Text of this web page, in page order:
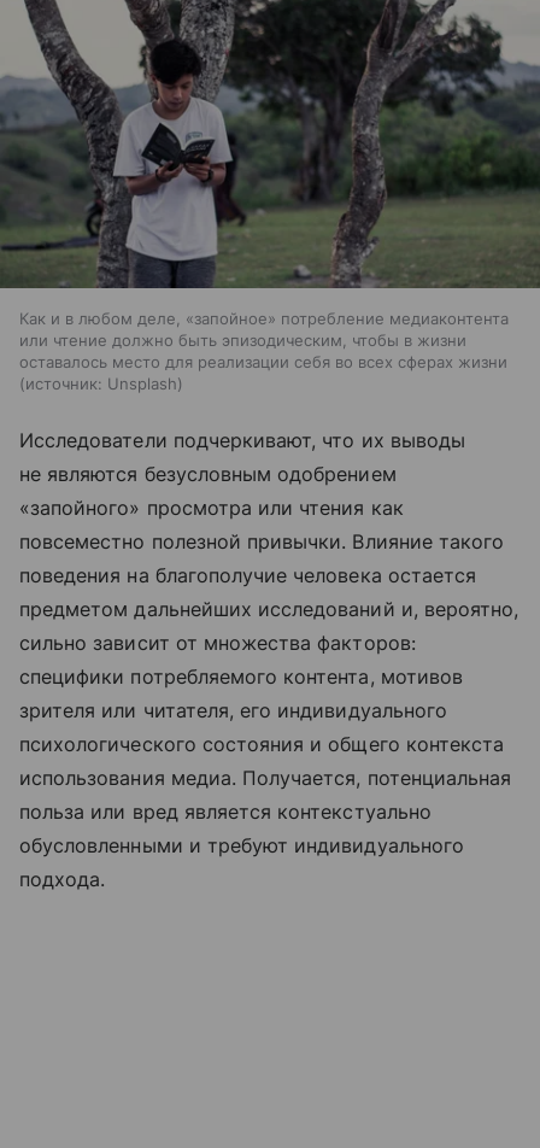
Как и в любом деле, «запойное» потребление медиаконтента
или чтение должно быть эпизодическим, чтобы в жизни
оставалось место для реализации себя во всех сферах жизни
источник: Unsplash
Исследователи подчеркивают, что их выводы
не являются безусловным одобрением
«запойного» просмотра или чтения как
повсеместно полезной привычки. Влияние такого
поведения на благополучие человека остается
предметом дальнейших исследований и, вероятно,
сильно зависит от множества факторов:
специфики потребляемого контента, мотивов
зрителя или читателя, его индивидуального
психологического состояния и общего контекста
использования медиа. Получается, потенциальная
польза или вред является контекстуально
обусловленными и требуют индивидуального
подхода.